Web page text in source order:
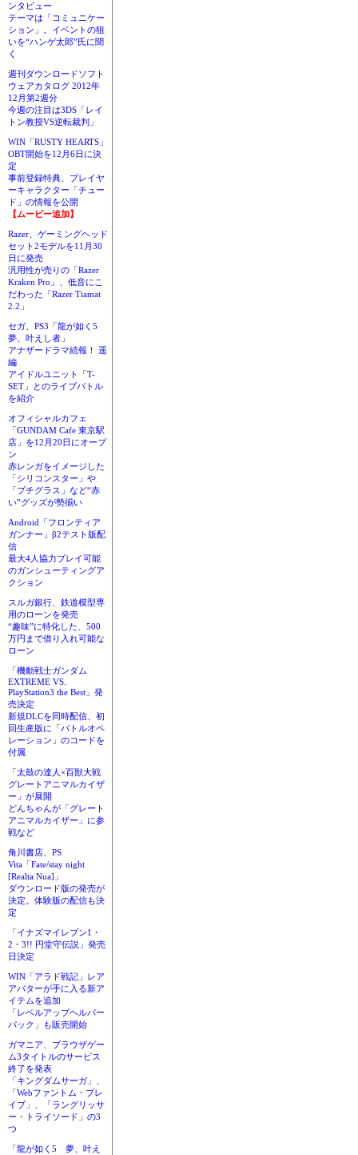
ンタビュー
テーマは「コミュニケー
ション」。イベントの狙
いを“ハンゲ太郎”氏に聞
く
週刊ダウンロードソフト
ウェアカタログ 2012年
12月第2週分
今週の注目は3DS「レイ
トン教授VS逆転裁判」
WIN「RUSTY HEARTS」
OBT開始を12月6日に決
定
事前登録特典、プレイヤ
ーキャラクター「チュー
ド」の情報を公開
【ムービー追加】
Razer、ゲーミングヘッド
セット2モデルを11月30
日に発売
汎用性が売りの「Razer
Kraken Pro」、低音にこ
だわった「Razer Tiamat
2.2」
セガ、PS3「龍が如く5
夢、叶えし者」
アナザードラマ続報！ 遥
編
アイドルユニット「T-
SET」とのライブバトル
を紹介
オフィシャルカフェ
「GUNDAM Cafe 東京駅
店」を12月20日にオープ
ン
赤レンガをイメージした
「シリコンスター」や
「プチグラス」など“赤
い”グッズが勢揃い
Android「フロンティア
ガンナー」β2テスト版配
信
最大4人協力プレイ可能
のガンシューティングア
クション
スルガ銀行、鉄道模型専
用のローンを発売
“趣味”に特化した、500
万円まで借り入れ可能な
ローン
「機動戦士ガンダム
EXTREME VS.
PlayStation3 the Best」発
売決定
新規DLCを同時配信、初
回生産版に「バトルオペ
レーション」のコードを
付属
「太鼓の達人×百獣大戦
グレートアニマルカイザ
ー」が展開
どんちゃんが「グレート
アニマルカイザー」に参
戦など
角川書店、PS
Vita「Fate/stay night
[Realta Nua]」
ダウンロード版の発売が
決定。体験版の配信も決
定
「イナズマイレブン1・
2・3!! 円堂守伝説」発売
日決定
WIN「アラド戦記」レア
アバターが手に入る新ア
イテムを追加
「レベルアップヘルパー
パック」も販売開始
ガマニア、ブラウザゲー
ム3タイトルのサービス
終了を発表
「キングダムサーガ」、
「Webファントム・ブレ
イブ」、「ラングリッサ
ー・トライソード」の3
つ
「龍が如く5 夢、叶え